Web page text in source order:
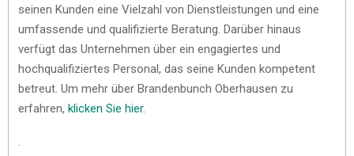
seinen Kunden eine Vielzahl von Dienstleistungen und eine
umfassende und qualifizierte Beratung. Darüber hinaus
verfügt das Unternehmen über ein engagiertes und
hochqualifiziertes Personal, das seine Kunden kompetent
betreut. Um mehr über Brandenbunch Oberhausen zu
erfahren, klicken Sie hier.